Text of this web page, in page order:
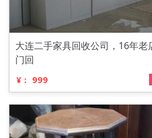
大连二手家具回收公司，16年老
门回
¥： 999